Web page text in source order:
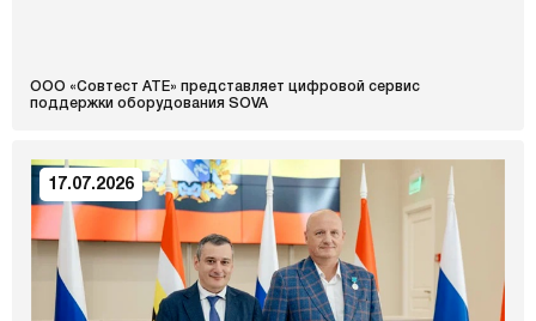
ООО «Совтест АТЕ» представляет цифровой сервис
поддержки оборудования SOVA
17.07.2026